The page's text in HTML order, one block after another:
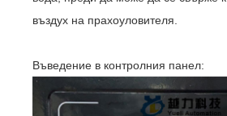
въздух на прахоуловителя.
Въведение в контролния панел: